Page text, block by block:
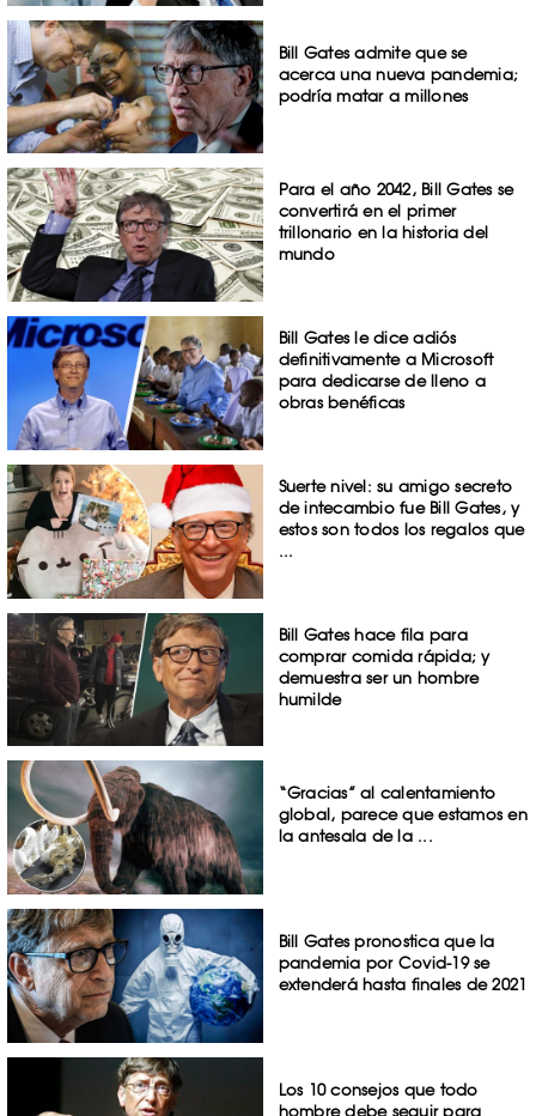
Bill Gates admite que se
acerca una nueva pandemia;
podría matar a millones
Para el año 2042, Bill Gates se
convertirá en el primer
trillonario en la historia del
mundo
Bill Gates le dice adiós
definitivamente a Microsoft
para dedicarse de lleno a
obras benéficas
Suerte nivel: su amigo secreto
de intecambio fue Bill Gates, y
estos son todos los regalos que
...
Bill Gates hace fila para
comprar comida rápida; y
demuestra ser un hombre
humilde
“Gracias” al calentamiento
global, parece que estamos en
la antesala de la ...
Bill Gates pronostica que la
pandemia por Covid-19 se
extenderá hasta finales de 2021
Los 10 consejos que todo
hombre debe seguir para